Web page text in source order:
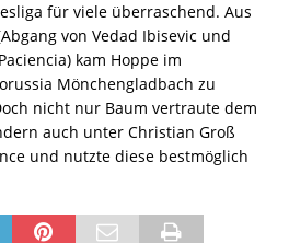
für viele überraschend. Aus
von Vedad Ibisevic und
kam Hoppe im
Mönchengladbach zu
nicht nur Baum vertraute dem
auch unter Christian Groß
und nutzte diese bestmöglich